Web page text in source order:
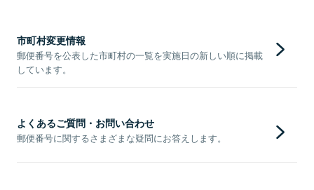
市町村変更情報
郵便番号を公表した市町村の一覧を実施日の新しい順に掲載
しています。
よくあるご質問・お問い合わせ
郵便番号に関するさまざまな疑問にお答えします。